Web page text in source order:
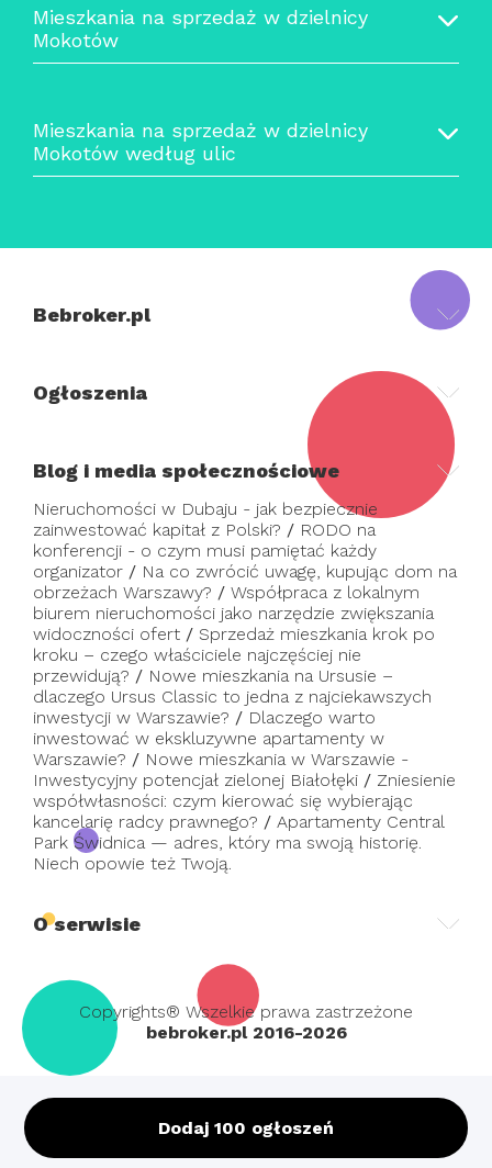
Dodaj 100 ogłoszeń
Mieszkania na sprzedaż w dzielnicy
Mokotów
Mieszkania na sprzedaż w dzielnicy
Mokotów według ulic
Bebroker.pl
Ogłoszenia
Blog i media społecznościowe
Nieruchomości w Dubaju - jak bezpiecznie
zainwestować kapitał z Polski? / RODO na
konferencji - o czym musi pamiętać każdy
organizator / Na co zwrócić uwagę, kupując dom na
obrzeżach Warszawy? / Współpraca z lokalnym
biurem nieruchomości jako narzędzie zwiększania
widoczności ofert / Sprzedaż mieszkania krok po
kroku – czego właściciele najczęściej nie
przewidują? / Nowe mieszkania na Ursusie –
dlaczego Ursus Classic to jedna z najciekawszych
inwestycji w Warszawie? / Dlaczego warto
inwestować w ekskluzywne apartamenty w
Warszawie? / Nowe mieszkania w Warszawie -
Inwestycyjny potencjał zielonej Białołęki / Zniesienie
współwłasności: czym kierować się wybierając
kancelarię radcy prawnego? / Apartamenty Central
Park Świdnica — adres, który ma swoją historię.
Niech opowie też Twoją.
O serwisie
Copyrights® Wszelkie prawa zastrzeżone
bebroker.pl 2016-2026